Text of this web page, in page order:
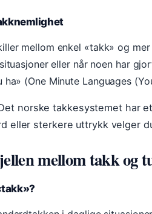
mellom enkel «takk» og
eller når noen har
ha» (One Minute Languages
norske takkesystemet har
eller sterkere uttrykk velger
mellom takk og